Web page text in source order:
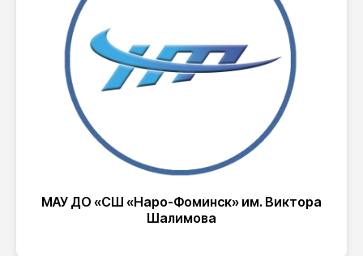
МАУ ДО «СШ «Наро-Фоминск» им. Виктора
Шалимова